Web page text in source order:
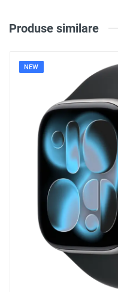
Produse similare
NEW